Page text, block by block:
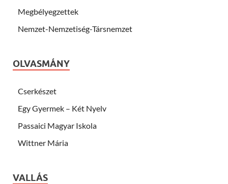
Megbélyegzettek
Nemzet-Nemzetiség-Társnemzet
OLVASMÁNY
Cserkészet
Egy Gyermek – Két Nyelv
Passaici Magyar Iskola
Wittner Mária
VALLÁS